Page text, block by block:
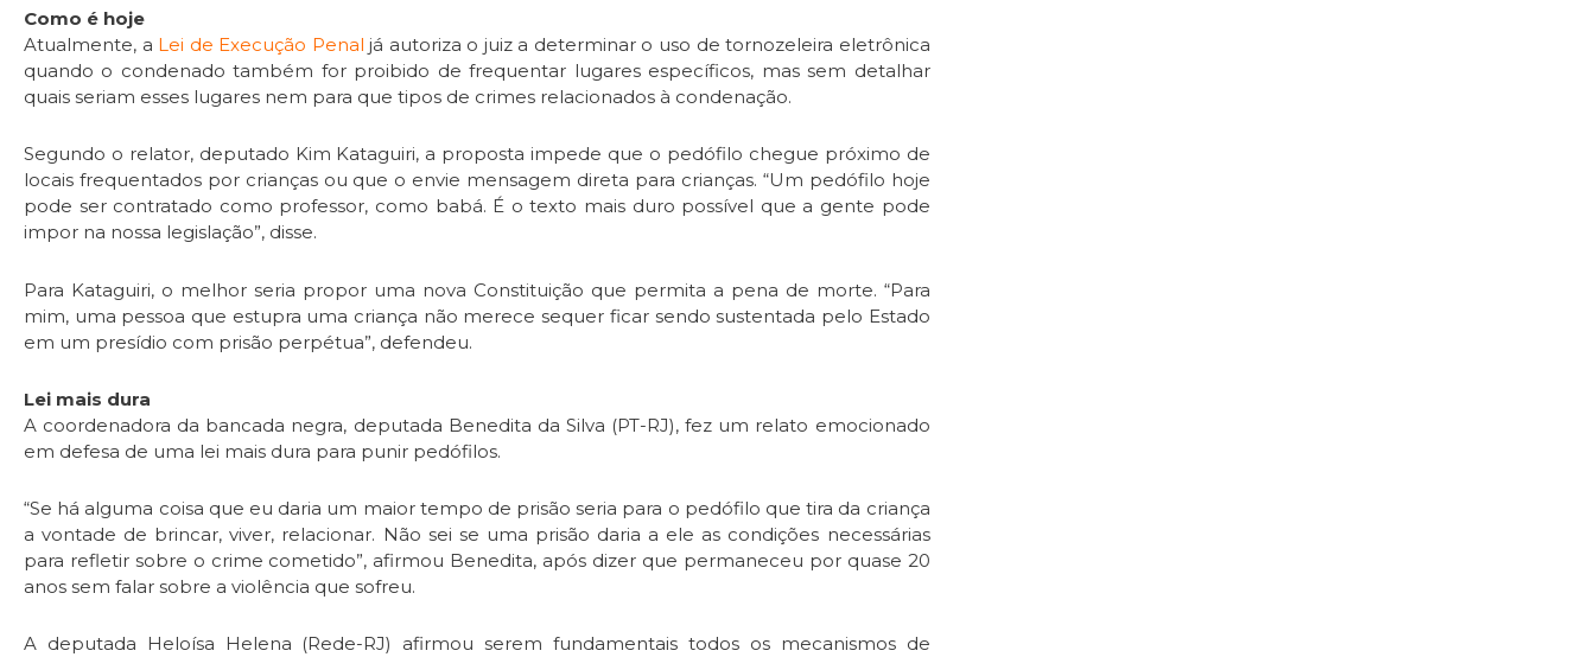
Como é hoje
Atualmente, a Lei de Execução Penal já autoriza o juiz a determinar o uso de tornozeleira eletrônica
quando o condenado também for proibido de frequentar lugares específicos, mas sem detalhar
quais seriam esses lugares nem para que tipos de crimes relacionados à condenação.
Segundo o relator, deputado Kim Kataguiri, a proposta impede que o pedófilo chegue próximo de
locais frequentados por crianças ou que o envie mensagem direta para crianças. “Um pedófilo hoje
pode ser contratado como professor, como babá. É o texto mais duro possível que a gente pode
impor na nossa legislação”, disse.
Para Kataguiri, o melhor seria propor uma nova Constituição que permita a pena de morte. “Para
mim, uma pessoa que estupra uma criança não merece sequer ficar sendo sustentada pelo Estado
em um presídio com prisão perpétua”, defendeu.
Lei mais dura
A coordenadora da bancada negra, deputada Benedita da Silva (PT-RJ), fez um relato emocionado
em defesa de uma lei mais dura para punir pedófilos.
“Se há alguma coisa que eu daria um maior tempo de prisão seria para o pedófilo que tira da criança
a vontade de brincar, viver, relacionar. Não sei se uma prisão daria a ele as condições necessárias
para refletir sobre o crime cometido”, afirmou Benedita, após dizer que permaneceu por quase 20
anos sem falar sobre a violência que sofreu.
A deputada Heloísa Helena (Rede-RJ) afirmou serem fundamentais todos os mecanismos de